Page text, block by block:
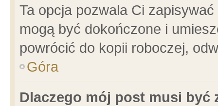
Ta opcja pozwala Ci
mogą być dokończone i
powrócić do kopii roboczej,
Góra
Dlaczego mój post musi być